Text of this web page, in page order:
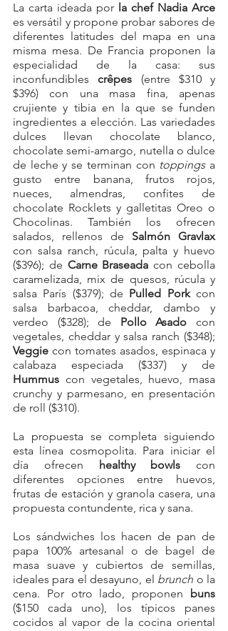
La carta ideada por la chef Nadia Arce
es versátil y propone probar sabores de
diferentes latitudes del mapa en una
misma mesa. De Francia proponen la
especialidad de la casa: sus
inconfundibles crêpes (entre $310 y
$396) con una masa fina, apenas
crujiente y tibia en la que se funden
ingredientes a elección. Las variedades
dulces llevan chocolate blanco,
chocolate semi-amargo, nutella o dulce
de leche y se terminan con toppings a
gusto entre banana, frutos rojos,
nueces, almendras, confites de
chocolate Rocklets y galletitas Oreo o
Chocolinas. También los ofrecen
salados, rellenos de Salmón Gravlax
con salsa ranch, rúcula, palta y huevo
($396); de Carne Braseada con cebolla
caramelizada, mix de quesos, rúcula y
salsa París ($379); de Pulled Pork con
salsa barbacoa, cheddar, dambo y
verdeo ($328); de Pollo Asado con
Veggie con tomates asados, espinaca y
calabaza especiada ($337) y
Hummus con vegetales, huevo, masa
crunchy y parmesano, en presentación
de roll ($310).
La propuesta se completa siguiendo
esta línea cosmopolita. Para iniciar el
día ofrecen healthy bowls con
diferentes opciones entre huevos,
frutas de estación y granola casera, una
propuesta contundente, rica y sana.
Los sándwiches los hacen de pan de
papa 100% artesanal o de bagel de
masa suave y cubiertos de semillas,
ideales para el desayuno, el brunch o la
cena. Por otro lado, proponen buns
($150 cada uno), los típicos panes
cocidos al vapor de la cocina oriental